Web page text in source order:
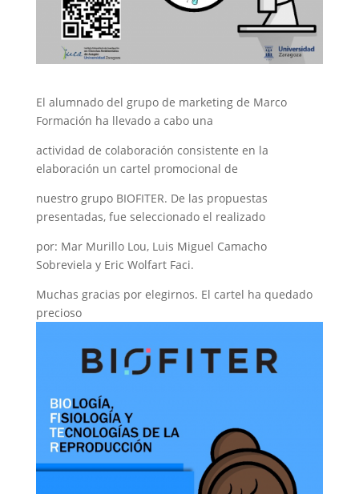
El alumnado del grupo de marketing de Marco
Formación ha llevado a cabo una
actividad de colaboración consistente en la
elaboración un cartel promocional de
nuestro grupo BIOFITER. De las propuestas
presentadas, fue seleccionado el realizado
por: Mar Murillo Lou, Luis Miguel Camacho
Sobreviela y Eric Wolfart Faci.
Muchas gracias por elegirnos. El cartel ha quedado
precioso